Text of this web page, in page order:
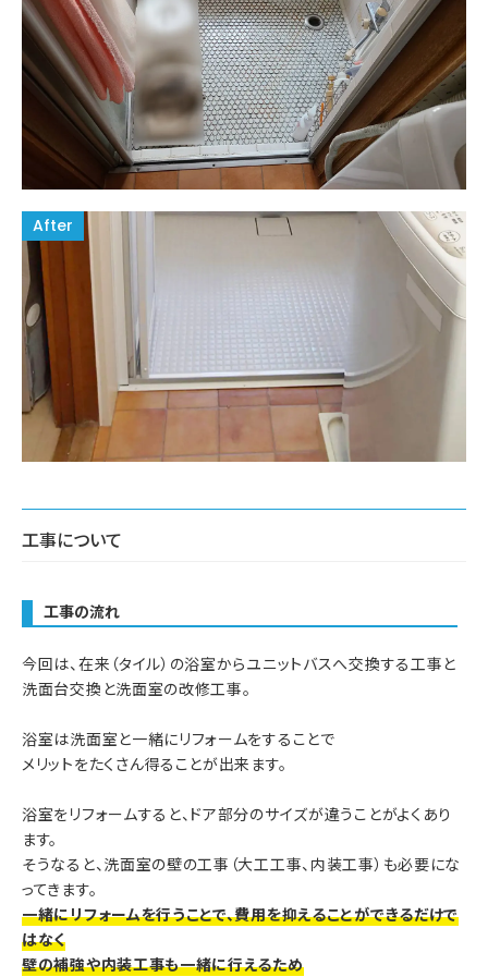
工事について
工事の流れ
今回は、在来（タイル）の浴室からユニットバスへ交換する工事と
洗面台交換と洗面室の改修工事。
浴室は洗面室と一緒にリフォームをすることで
メリットをたくさん得ることが出来ます。
浴室をリフォームすると、ドア部分のサイズが違うことがよくあり
ます。
そうなると、洗面室の壁の工事（大工工事、内装工事）も必要にな
ってきます。
一緒にリフォームを行うことで、費用を抑えることができるだけで
はなく
壁の補強や内装工事も一緒に行えるため